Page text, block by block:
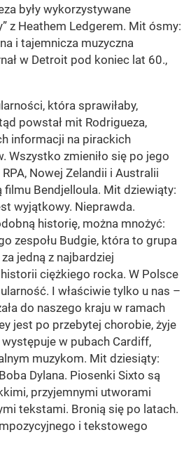
były wykorzystywane
z Heathem Ledgerem. Mit ósmy:
i tajemnicza muzyczna
w Detroit pod koniec lat 60.,
która sprawiłaby,
powstał mit Rodrigueza,
informacji na pirackich
Wszystko zmieniło się po jego
Nowej Zelandii i Australii
filmu Bendjelloula. Mit dziewiąty:
wyjątkowy. Nieprawda.
historię, można mnożyć:
zespołu Budgie, która to grupa
jedną z najbardziej
ciężkiego rocka. W Polsce
I właściwie tylko u nas –
do naszego kraju w ramach
jest po przebytej chorobie, żyje
w pubach Cardiff,
muzykom. Mit dziesiąty:
Dylana. Piosenki Sixto są
przyjemnymi utworami
tekstami. Bronią się po latach.
i tekstowego